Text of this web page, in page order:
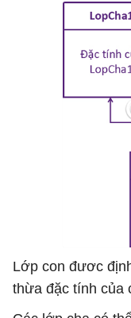
Lớp con đươc
thừa đặc tính của